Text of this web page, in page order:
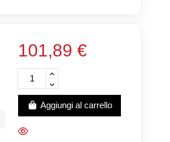
101,89 €
Aggiungi al carrello